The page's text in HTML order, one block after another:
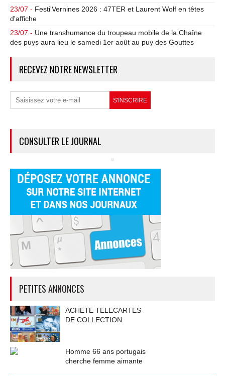
23/07 - Festi'Vernines 2026 : 47TER et Laurent Wolf en têtes
d'affiche
23/07 - Une transhumance du troupeau mobile de la Chaîne
des puys aura lieu le samedi 1er août au puy des Gouttes
RECEVEZ NOTRE NEWSLETTER
CONSULTER LE JOURNAL
PETITES ANNONCES
ACHETE TELECARTES
DE COLLECTION
Homme 66 ans portugais
cherche femme aimante